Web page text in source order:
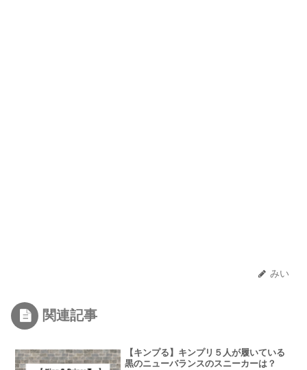
みい
関連記事
【キンプる】キンプリ５人が履いている
黒のニューバランスのスニーカーは？